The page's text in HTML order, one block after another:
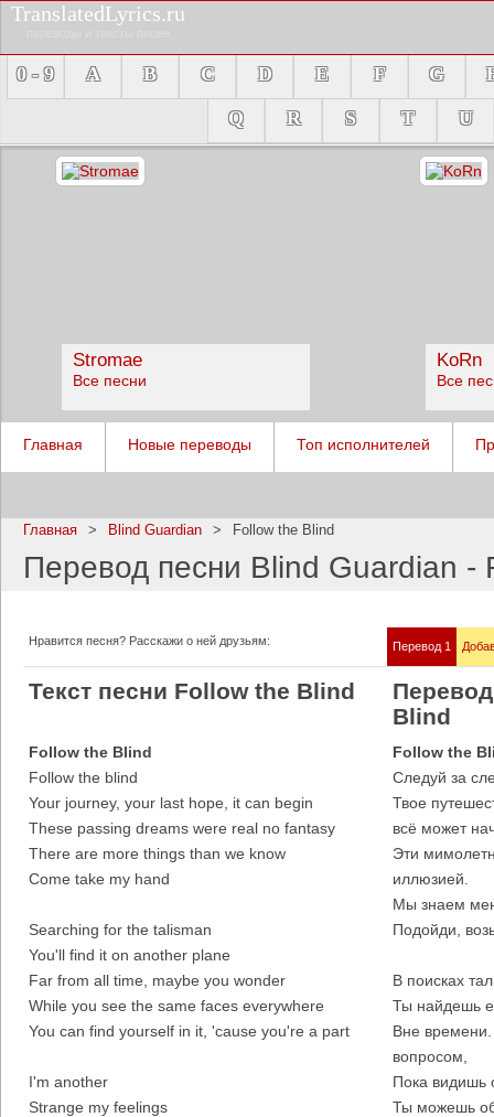
TranslatedLyrics.ru
0 - 9 A B C D E F G
Q
R S T U
Stromae
Все песни
KoRn
Все
Imagine Dragons
Все
Все песни
Pitbull
Все
Главная Новые переводы Топ исполнителей
Главная > Blind Guardian > Follow the Blind
Перевод песни Blind Guardian -
Нравится песня? Расскажи о ней друзьям:
Текст песни Follow the Blind
Перевод 1
Blind
Follow the Blind
Follow the blind
Your journey, your last hope, it can begin
These passing dreams were real no fantasy
There are more things than we know
Come take my hand
Searching for the talisman
You'll find it on another plane
Far from all time, maybe you wonder
While you see the same faces everywhere
You can find yourself in it, 'cause you're a part
I'm another
Strange my feelings
Follow the
Следуй за
Твое
всё может
Эти
иллюзией.
Мы знаем
Подойди,
В поисках
Ты найдешь
Вне
вопросом,
Пока видишь
Ты можешь